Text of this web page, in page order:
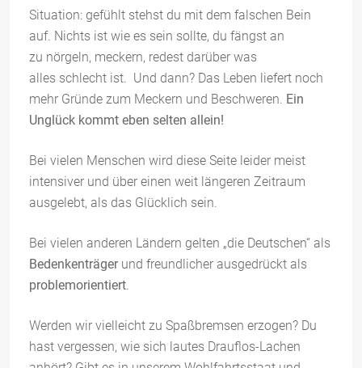
Situation: gefühlt stehst du mit dem falschen Bein
auf. Nichts ist wie es sein sollte, du fängst an
zu nörgeln, meckern, redest darüber was
alles schlecht ist. Und dann? Das Leben liefert noch
mehr Gründe zum Meckern und Beschweren. Ein
Unglück kommt eben selten allein!
Bei vielen Menschen wird diese Seite leider meist
intensiver und über einen weit längeren Zeitraum
ausgelebt, als das Glücklich sein.
Bei vielen anderen Ländern gelten „die Deutschen“ als
Bedenkenträgerund freundlicher ausgedrückt als
problemorientiert.
Werden wir vielleicht zu Spaßbremsen erzogen? Du
hast vergessen, wie sich lautes Drauflos-Lachen